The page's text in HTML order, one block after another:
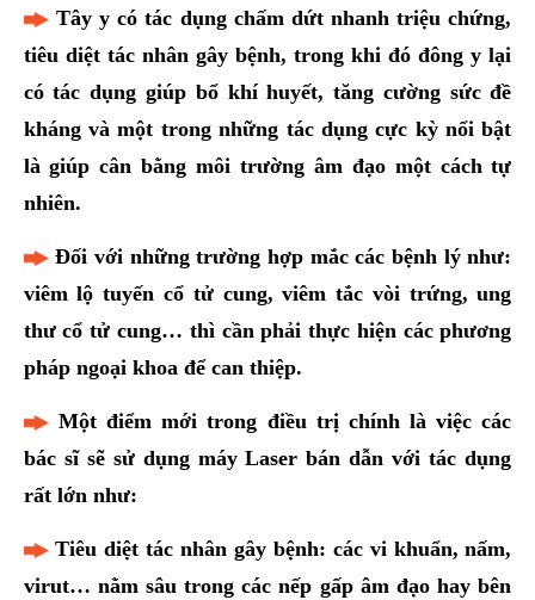
Tây y có tác dụng chấm dứt nhanh triệu chứng,
tiêu diệt tác nhân gây bệnh, trong khi đó đông y lại
có tác dụng giúp bổ khí huyết, tăng cường sức đề
kháng và một trong những tác dụng cực kỳ nổi bật
là giúp cân bằng môi trường âm đạo một cách tự
nhiên.
Đối với những trường hợp mắc các bệnh lý như:
viêm lộ tuyến cổ tử cung, viêm tắc vòi trứng, ung
thư cổ tử cung… thì cần phải thực hiện các phương
pháp ngoại khoa để can thiệp.
Một điểm mới trong điều trị chính là việc các
bác sĩ sẽ sử dụng máy Laser bán dẫn với tác dụng
rất lớn như:
Tiêu diệt tác nhân gây bệnh: các vi khuẩn, nấm,
virut… nằm sâu trong các nếp gấp âm đạo hay bên